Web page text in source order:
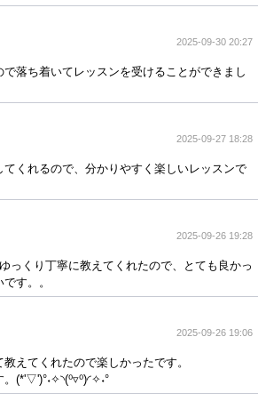
2025-09-30 20:27
落ち着いてレッスンを受けることができまし
2025-09-27 18:28
てくれるので、分かりやすく楽しいレッスンで
2025-09-26 19:28
っくり丁寧に教えてくれたので、とても良かっ
す。。
2025-09-26 19:06
えてくれたので楽しかったです。
(*'▽')°˖✧◝(⁰▿⁰)◜✧˖°